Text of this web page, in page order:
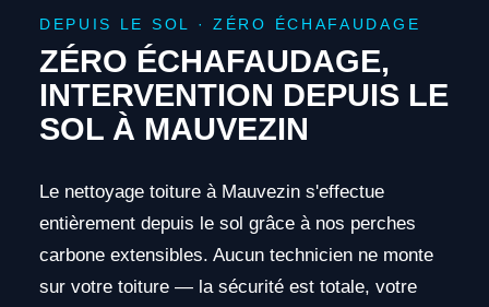
DEPUIS LE SOL · ZÉRO ÉCHAFAUDAGE
ZÉRO ÉCHAFAUDAGE,
INTERVENTION DEPUIS LE
SOL À MAUVEZIN
Le nettoyage toiture à Mauvezin s'effectue
entièrement depuis le sol grâce à nos perches
carbone extensibles. Aucun technicien ne monte
sur votre toiture — la sécurité est totale, votre